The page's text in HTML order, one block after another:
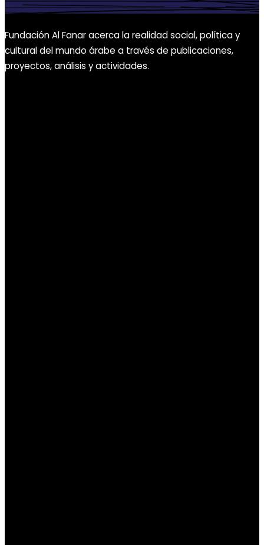
Fundación Al Fanar acerca la realidad social, política y
cultural del mundo árabe a través de publicaciones,
proyectos, análisis y actividades.